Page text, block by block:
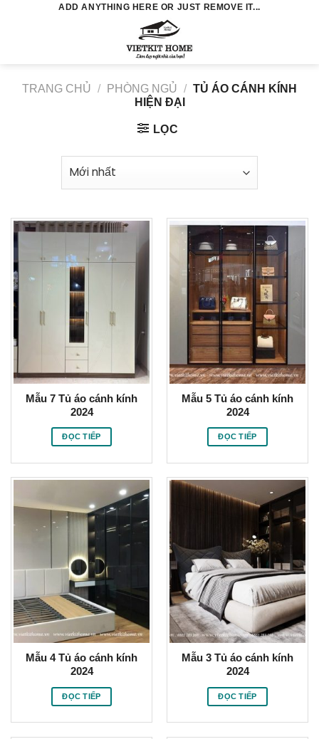
ADD ANYTHING HERE OR JUST REMOVE IT...
TRANG CHỦ / PHÒNG NGỦ / TỦ ÁO CÁNH KÍNH
HIỆN ĐẠI
LỌC
Mẫu 7 Tủ áo cánh kính
2024
ĐỌC TIẾP
Mẫu 5 Tủ áo cánh kính
2024
ĐỌC TIẾP
Mẫu 4 Tủ áo cánh kính
2024
ĐỌC TIẾP
Mẫu 3 Tủ áo cánh kính
2024
ĐỌC TIẾP